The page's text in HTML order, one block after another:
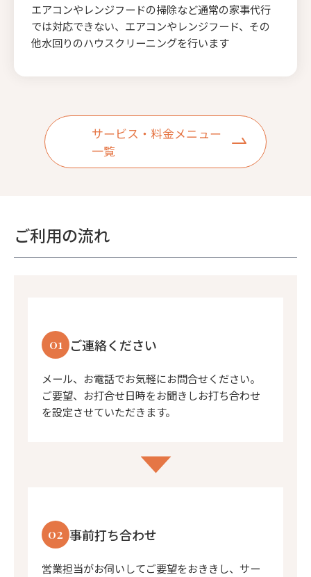
エアコンやレンジフードの掃除など通常の家事代行
では対応できない、エアコンやレンジフード、その
他水回りのハウスクリーニングを行います
サービス・料金メニュー
一覧
ご利用の流れ
01 ご連絡ください
メール、お電話でお気軽にお問合せください。
ご要望、お打合せ日時をお聞きしお打ち合わせ
を設定させていただきます。
02 事前打ち合わせ
営業担当がお伺いしてご要望をおききし、サー